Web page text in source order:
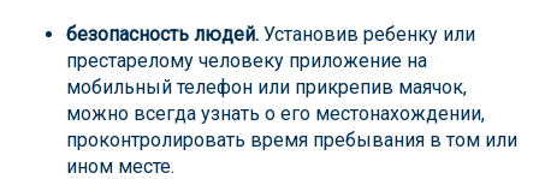
безопасность людей. Установив ребенку или
престарелому человеку приложение на
мобильный телефон или прикрепив маячок,
можно всегда узнать о его местонахождении,
проконтролировать время пребывания в том или
ином месте.